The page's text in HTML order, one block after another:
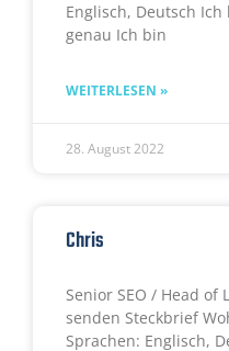
Englisch, Deutsch
genau Ich bin
WEITERLESEN »
28. August 2022
Chris
Senior SEO / Head
senden Steckbrief
Sprachen: Englisch,